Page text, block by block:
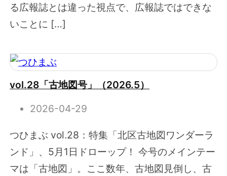
る広報誌とは違った視点で、広報誌ではできな
いことに […]
vol.28「古地図号」（2026.5）
2026-04-29
つひまぶ vol.28：特集「北区古地図ワンダーラ
ンド」、5月1日ドローップ！ 今号のメインテー
マは「古地図」。ここ数年、古地図見倒し、古